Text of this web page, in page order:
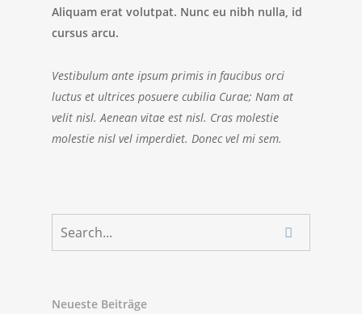
Aliquam erat volutpat. Nunc eu nibh nulla, id
cursus arcu.
Vestibulum ante ipsum primis in faucibus orci
luctus et ultrices posuere cubilia Curae; Nam at
velit nisl. Aenean vitae est nisl. Cras molestie
molestie nisl vel imperdiet. Donec vel mi sem.
Neueste Beiträge